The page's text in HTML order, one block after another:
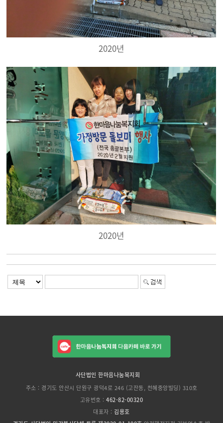
2020년
2020년
사단법인 한마음나눔복지회
주소 : 경기도 안산시 단원구 광덕4로 246 (고잔동, 천혜중앙빌딩) 310호
고유번호 :462-82-00320
대표자 : 김용호